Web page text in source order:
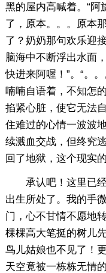
黑的屋内高喊着。“阿
了，原本。。。原本
了？奶奶那句欢乐迎
脑海中不断浮出水面
快进来阿喔！”。“。
喃喃自语着，不知怎
掐紧心脏，使它无法
住难过的心情一波波
续溅血交战，但终究
回了地狱，这个现实的
承认吧！这里已经
出生所处了。我的手
门，心不甘情不愿地
棵棵高大笔挺的树儿
鸟儿姑娘也不见了
天空竟被一栋栋无情